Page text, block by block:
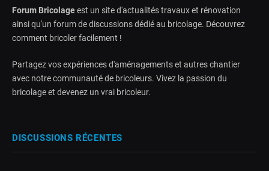
Forum Bricolageest un site d'actualités travaux et rénovation
ainsi qu'un forum de discussions dédié au bricolage. Découvrez
comment bricoler facilement !
Partagez vos expériences d'aménagements et autres chantier
avec notre communauté de bricoleurs. Vivez la passion du
bricolage et devenez un vrai bricoleur.
DISCUSSIONS RÉCENTES